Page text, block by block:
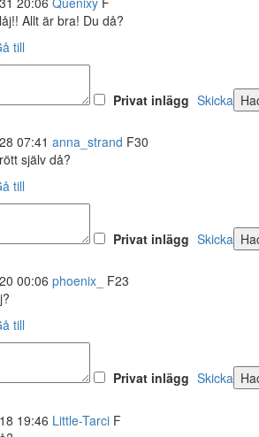
Allt är bra! Du då?
till
Privat inlägg Skicka
07:41 anna_strand F30
själv då?
till
Privat inlägg Skicka
00:06 phoenix_
F23
till
Privat inlägg Skicka
19:46 Little-Tarci F